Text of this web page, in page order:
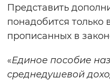
Вернуть
Представить
понадобится только
прописанных в
«Единое пособие
среднедушевой